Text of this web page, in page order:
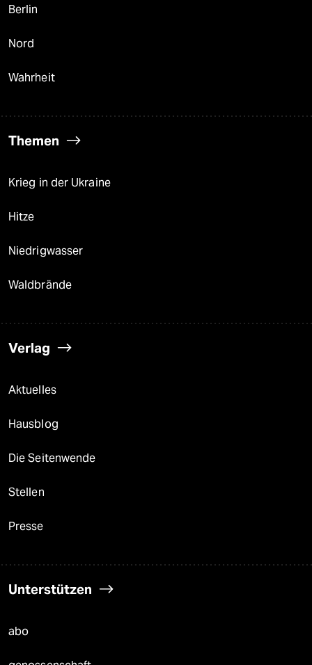
Berlin
Nord
Wahrheit
Themen
Krieg in der Ukraine
Hitze
Niedrigwasser
Waldbrände
Verlag
Aktuelles
Hausblog
Die Seitenwende
Stellen
Presse
Unterstützen
abo